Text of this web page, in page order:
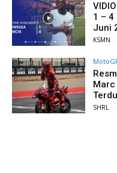
1 – 4
Juni
KSMN -
Marc
SHRL -